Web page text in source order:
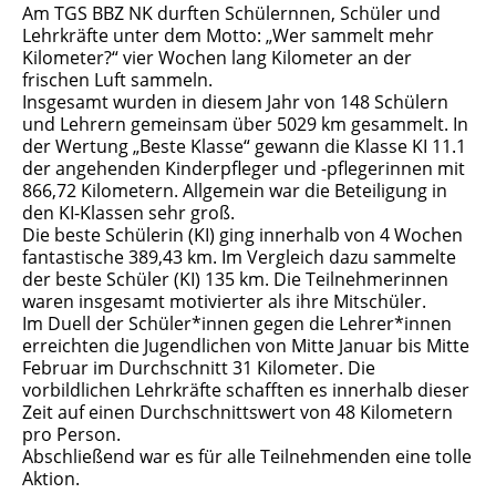
Am TGS BBZ NK durften Schülernnen, Schüler und
Lehrkräfte unter dem Motto: „Wer sammelt mehr
Kilometer?“ vier Wochen lang Kilometer an der
frischen Luft sammeln.
Insgesamt wurden in diesem Jahr von 148 Schülern
und Lehrern gemeinsam über 5029 km gesammelt. In
der Wertung „Beste Klasse“ gewann die Klasse KI 11.1
der angehenden Kinderpfleger und -pflegerinnen mit
866,72 Kilometern. Allgemein war die Beteiligung in
den KI-Klassen sehr groß.
Die beste Schülerin (KI) ging innerhalb von 4 Wochen
fantastische 389,43 km. Im Vergleich dazu sammelte
der beste Schüler (KI) 135 km. Die Teilnehmerinnen
waren insgesamt motivierter als ihre Mitschüler.
Im Duell der Schüler*innen gegen die Lehrer*innen
erreichten die Jugendlichen von Mitte Januar bis Mitte
Februar im Durchschnitt 31 Kilometer. Die
vorbildlichen Lehrkräfte schafften es innerhalb dieser
Zeit auf einen Durchschnittswert von 48 Kilometern
pro Person.
Abschließend war es für alle Teilnehmenden eine tolle
Aktion.